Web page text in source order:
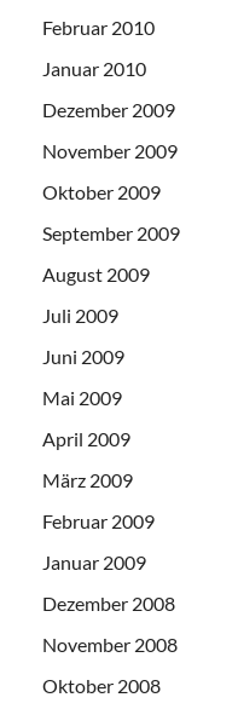
Februar 2010
Januar 2010
Dezember 2009
November 2009
Oktober 2009
September 2009
August 2009
Juli 2009
Juni 2009
Mai 2009
April 2009
März 2009
Februar 2009
Januar 2009
Dezember 2008
November 2008
Oktober 2008